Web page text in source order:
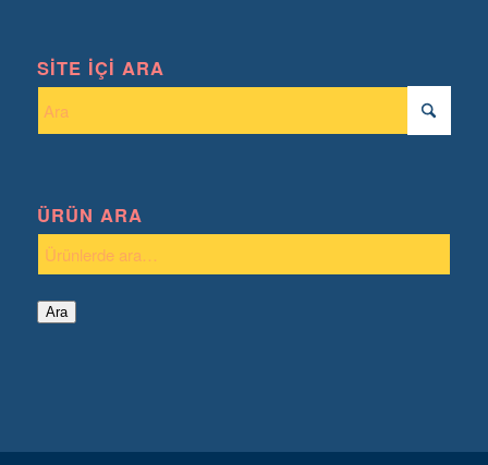
SITE İÇI ARA
ÜRÜN ARA
Ara